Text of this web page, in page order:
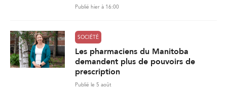
Publié hier à 16:00
SOCIÉTÉ
Les pharmaciens du Manitoba
demandent plus de pouvoirs de
prescription
Publié le 5 août